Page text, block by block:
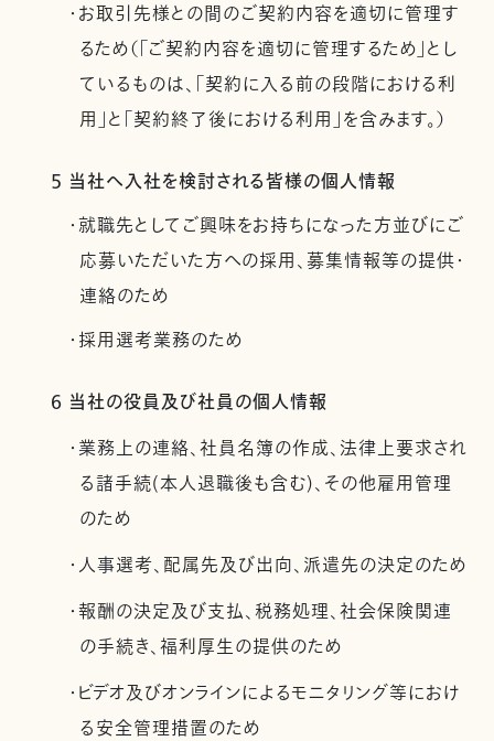
・お取引先様との間のご契約内容を適切に管理す
るため（「ご契約内容を適切に管理するため」とし
ているものは、「契約に入る前の段階における利
用」と「契約終了後における利用」を含みます。）
5 当社へ入社を検討される皆様の個人情報
・就職先としてご興味をお持ちになった方並びにご
応募いただいた方への採用、募集情報等の提供・
連絡のため
・採用選考業務のため
6 当社の役員及び社員の個人情報
・業務上の連絡、社員名簿の作成、法律上要求され
る諸手続(本人退職後も含む)、その他雇用管理
のため
・人事選考、配属先及び出向、派遣先の決定のため
・報酬の決定及び支払、税務処理、社会保険関連
の手続き、福利厚生の提供のため
・ビデオ及びオンラインによるモニタリング等におけ
る安全管理措置のため